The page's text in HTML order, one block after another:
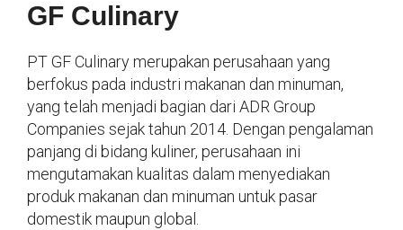
GF Culinary
PT GF Culinary merupakan perusahaan yang
berfokus pada industri makanan dan minuman,
yang telah menjadi bagian dari ADR Group
Companies sejak tahun 2014. Dengan pengalaman
panjang di bidang kuliner, perusahaan ini
mengutamakan kualitas dalam menyediakan
produk makanan dan minuman untuk pasar
domestik maupun global.